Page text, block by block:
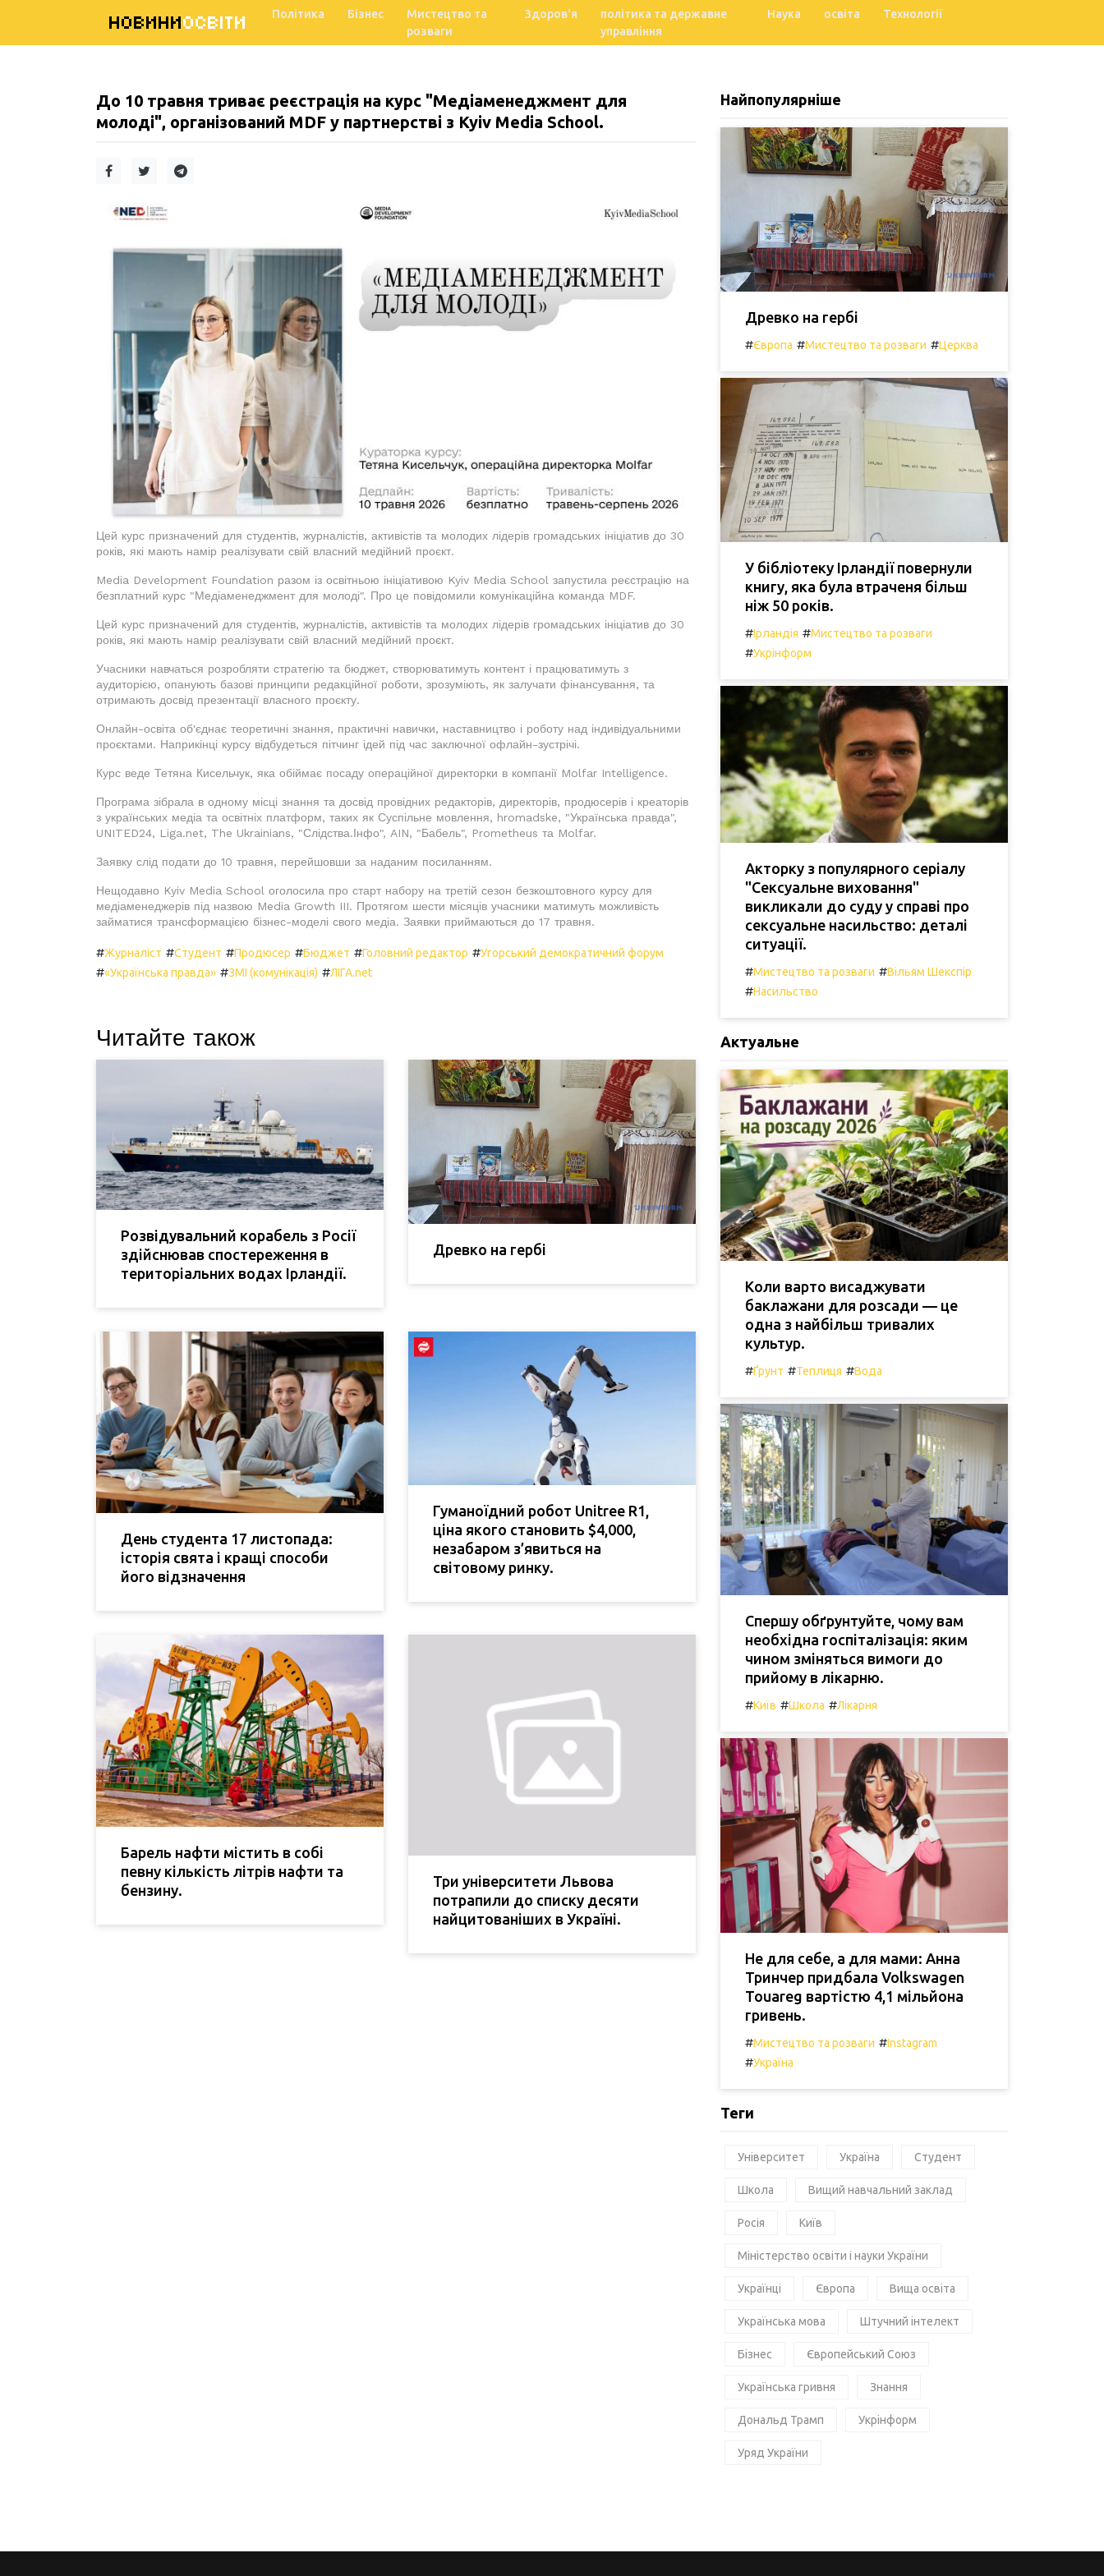
НОВИНИОСВІТИ Політика Бізнес
Мистецтво та
розваги
Здоров'я
політика та державне
управління
Наука освіта Технології
До 10 травня триває реєстрація на курс "Медіаменеджмент для
молоді", організований MDF у партнерстві з Kyiv Media School.
Цей курс призначений для студентів, журналістів, активістів та молодих лідерів громадських ініціатив до 30
років, які мають намір реалізувати свій власний медійний проєкт.
Media Development Foundation разом із освітньою ініціативою Kyiv Media School запустила реєстрацію на
безплатний курс "Медіаменеджмент для молоді". Про це повідомили комунікаційна команда MDF.
Цей курс призначений для студентів, журналістів, активістів та молодих лідерів громадських ініціатив до 30
років, які мають намір реалізувати свій власний медійний проєкт.
Учасники навчаться розробляти стратегію та бюджет, створюватимуть контент і працюватимуть з
аудиторією, опанують базові принципи редакційної роботи, зрозуміють, як залучати фінансування, та
отримають досвід презентації власного проєкту.
Онлайн-освіта об'єднає теоретичні знання, практичні навички, наставництво і роботу над індивідуальними
проєктами. Наприкінці курсу відбудеться пітчинг ідей під час заключної офлайн-зустрічі.
Курс веде Тетяна Кисельчук, яка обіймає посаду операційної директорки в компанії Molfar Intelligence.
Програма зібрала в одному місці знання та досвід провідних редакторів, директорів, продюсерів і креаторів
з українських медіа та освітніх платформ, таких як Суспільне мовлення, hromadske, "Українська правда",
UNITED24, Liga.net, The Ukrainians, "Слідства.Інфо", AIN, "Бабель", Prometheus та Molfar.
Заявку слід подати до 10 травня, перейшовши за наданим посиланням.
Нещодавно Kyiv Media School оголосила про старт набору на третій сезон безкоштовного курсу для
медіаменеджерів під назвою Media Growth III. Протягом шести місяців учасники матимуть можливість
займатися трансформацією бізнес-моделі свого медіа. Заявки приймаються до 17 травня.
#Журналіст #Студент #Продюсер #Бюджет #Головний редактор #Угорський демократичний форум
#«Українська правда» #ЗМІ (комунікація) #ЛІГА.net
Читайте також
Розвідувальний корабель з Росії
здійснював спостереження в
територіальних водах Ірландії.
Древко на гербі
День студента 17 листопада:
історія свята і кращі способи
його відзначення
Гуманоїдний робот Unitree R1,
ціна якого становить $4,000,
незабаром з’явиться на
світовому ринку.
Барель нафти містить в собі
певну кількість літрів нафти та
бензину.
Три університети Львова
потрапили до списку десяти
найцитованіших в Україні.
Найпопулярніше
Древко на гербі
#Європа #Мистецтво та розваги #Церква
У бібліотеку Ірландії повернули
книгу, яка була втраченя більш
ніж 50 років.
#Ірландія #Мистецтво та розваги
#Укрінформ
Акторку з популярного серіалу
"Сексуальне виховання"
викликали до суду у справі про
сексуальне насильство: деталі
ситуації.
#Мистецтво та розваги #Вільям Шекспір
#Насильство
Актуальне
Коли варто висаджувати
баклажани для розсади — це
одна з найбільш тривалих
культур.
#Ґрунт #Теплиця #Вода
Спершу обґрунтуйте, чому вам
необхідна госпіталізація: яким
чином зміняться вимоги до
прийому в лікарню.
#Київ #Школа #Лікарня
Не для себе, а для мами: Анна
Тринчер придбала Volkswagen
Touareg вартістю 4,1 мільйона
гривень.
#Мистецтво та розваги #Instagram
#Україна
Теги
Університет Україна Студент
Школа Вищий навчальний заклад
Росія Київ
Міністерство освіти і науки України
Українці Європа Вища освіта
Українська мова Штучний інтелект
Бізнес Європейський Союз
Українська гривня Знання
Дональд Трамп Укрінформ
Уряд України